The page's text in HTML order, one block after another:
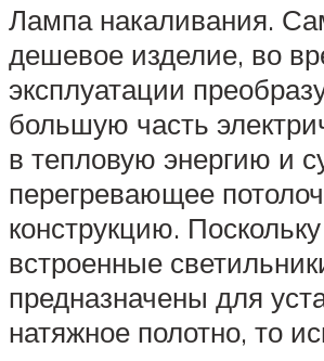
Лампа накаливания.
дешевое изделие, во
эксплуатации
большую часть
в тепловую энергию и
перегревающее
конструкцию. Поскольку
встроенные
предназначены для
натяжное полотно, то